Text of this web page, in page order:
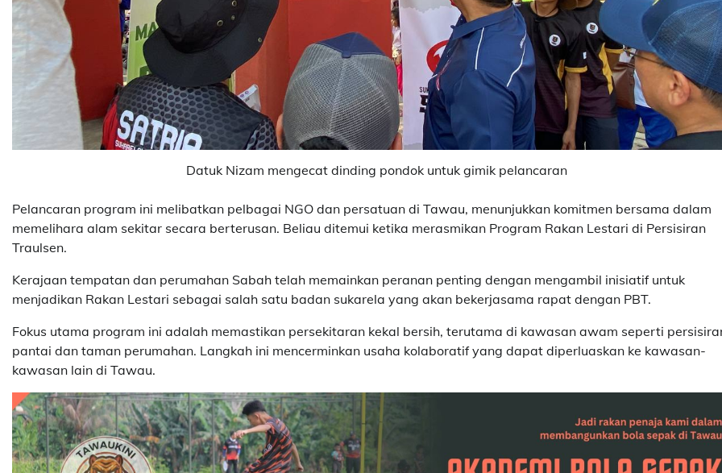
Datuk Nizam mengecat dinding pondok untuk gimik pelancaran
Pelancaran program ini melibatkan pelbagai NGO dan persatuan di Tawau, menunjukkan komitmen bersama dalam
memelihara alam sekitar secara berterusan. Beliau ditemui ketika merasmikan Program Rakan Lestari di Persisiran
Traulsen.
Kerajaan tempatan dan perumahan Sabah telah memainkan peranan penting dengan mengambil inisiatif untuk
menjadikan Rakan Lestari sebagai salah satu badan sukarela yang akan bekerjasama rapat dengan PBT.
Fokus utama program ini adalah memastikan persekitaran kekal bersih, terutama di kawasan awam seperti
pantai dan taman perumahan. Langkah ini mencerminkan usaha kolaboratif yang dapat diperluaskan ke kawasan-
kawasan lain di Tawau.